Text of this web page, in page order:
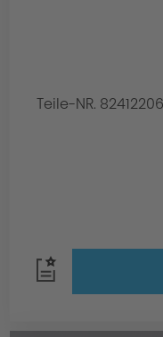
Teile-NR.